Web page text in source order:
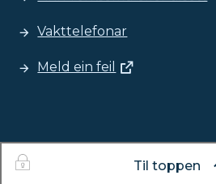
Vakttelefonar
Meld ein feil
Til toppen
I